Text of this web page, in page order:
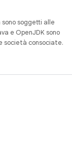
soggetti alle
e OpenJDK sono
società consociate.